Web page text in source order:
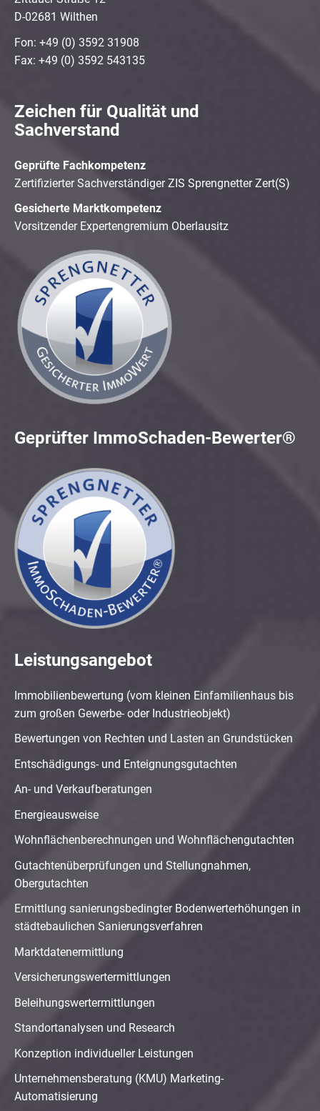
D-02681 Wilthen
Fon: +49 (0) 3592 31908
Fax: +49 (0) 3592 543135
Zeichen für Qualität und
Sachverstand
Geprüfte Fachkompetenz
Zertifizierter Sachverständiger ZIS Sprengnetter Zert(S)
Gesicherte Marktkompetenz
Vorsitzender Expertengremium Oberlausitz
Geprüfter ImmoSchaden-Bewerter®
Leistungsangebot
Immobilienbewertung (vom kleinen Einfamilienhaus bis
zum großen Gewerbe- oder Industrieobjekt)
Bewertungen von Rechten und Lasten an Grundstücken
Entschädigungs- und Enteignungsgutachten
An- und Verkaufberatungen
Energieausweise
Wohnflächenberechnungen und Wohnflächengutachten
Gutachtenüberprüfungen und Stellungnahmen,
Obergutachten
Ermittlung sanierungsbedingter Bodenwerterhöhungen in
städtebaulichen Sanierungsverfahren
Marktdatenermittlung
Versicherungswertermittlungen
Beleihungswertermittlungen
Standortanalysen und Research
Konzeption individueller Leistungen
Unternehmensberatung (KMU) Marketing-
Automatisierung